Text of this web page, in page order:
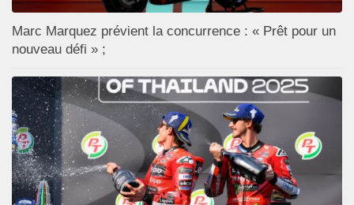
Marc Marquez prévient la concurrence : « Prêt pour un
nouveau défi » ;